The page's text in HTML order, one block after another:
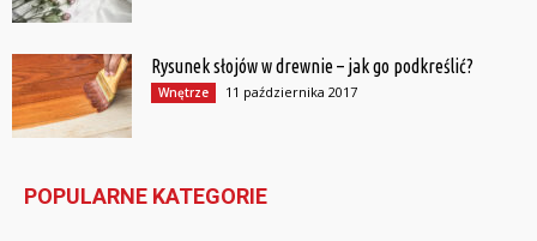
Rysunek słojów w drewnie – jak go podkreślić?
Wnętrze 11 października 2017
POPULARNE KATEGORIE